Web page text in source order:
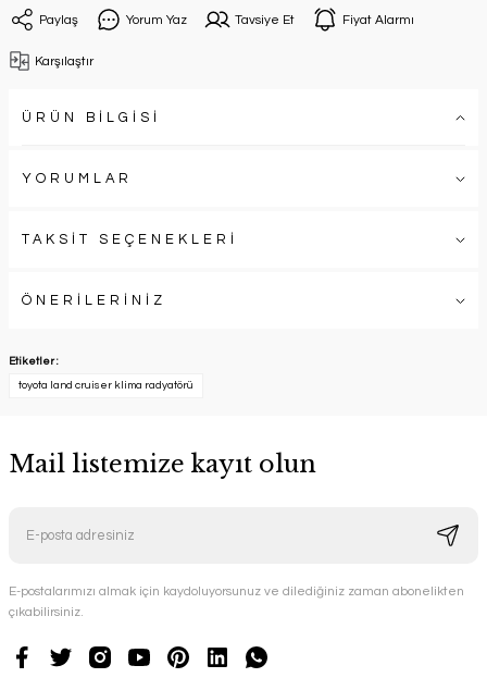
Paylaş Yorum Yaz Tavsiye Et Fiyat Alarmı
Karşılaştır
ÜRÜN BİLGİSİ
YORUMLAR
TAKSİT SEÇENEKLERİ
ÖNERİLERİNİZ
Etiketler :
toyota land cruiser klima radyatörü
Mail listemize kayıt olun
E-postalarımızı almak için kaydoluyorsunuz ve dilediğiniz zaman abonelikten
çıkabilirsiniz.